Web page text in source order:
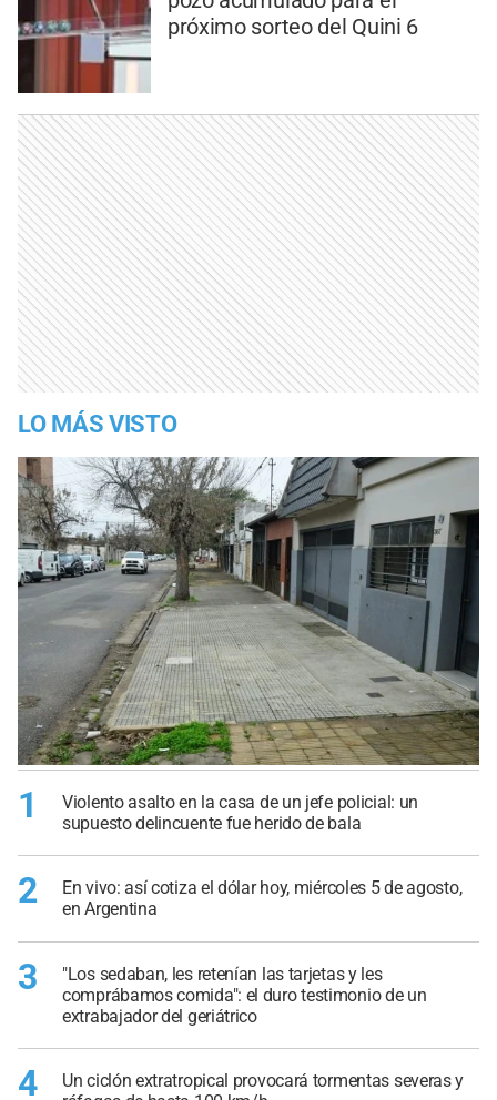
próximo sorteo del Quini 6
LO MÁS VISTO
1
Violento asalto en la casa de un jefe policial: un
supuesto delincuente fue herido de bala
2
En vivo: así cotiza el dólar hoy, miércoles 5 de agosto,
en Argentina
3
"Los sedaban, les retenían las tarjetas y les
comprábamos comida": el duro testimonio de un
extrabajador del geriátrico
4
Un ciclón extratropical provocará tormentas severas y